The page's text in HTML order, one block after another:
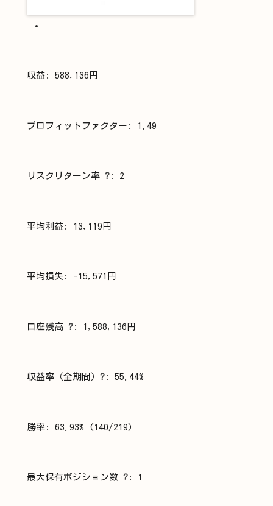
収益: 588,136円
プロフィットファクター: 1.49
リスクリターン率 ? : 2
平均利益: 13,119円
平均損失: -15,571円
口座残高 ? : 1,588,136円
収益率（全期間） ? : 55.44%
勝率: 63.93% (140/219)
最大保有ポジション数 ? : 1